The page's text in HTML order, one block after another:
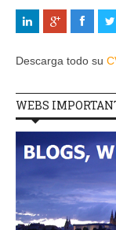
Descarga todo su
WEBS